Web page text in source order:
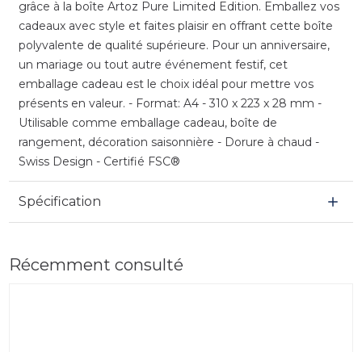
grâce à la boîte Artoz Pure Limited Edition. Emballez vos
cadeaux avec style et faites plaisir en offrant cette boîte
polyvalente de qualité supérieure. Pour un anniversaire,
un mariage ou tout autre événement festif, cet
emballage cadeau est le choix idéal pour mettre vos
présents en valeur. - Format: A4 - 310 x 223 x 28 mm -
Utilisable comme emballage cadeau, boîte de
rangement, décoration saisonnière - Dorure à chaud -
Swiss Design - Certifié FSC®
Spécification
Récemment consulté